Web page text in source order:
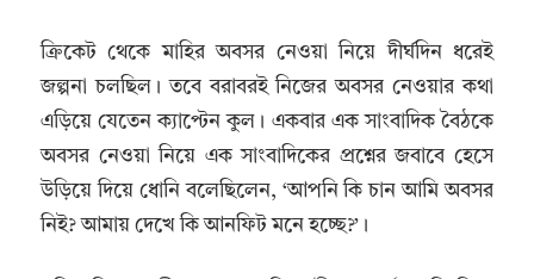
ক্রিকেট থেকে মাহির অবসর নেওয়া নিয়ে দীর্ঘদিন ধরেই
জল্পনা চলছিল। তবে বরাবরই নিজের অবসর নেওয়ার কথা
এড়িয়ে যেতেন ক্যাপ্টেন কুল। একবার এক সাংবাদিক বৈঠকে
অবসর নেওয়া নিয়ে এক সাংবাদিকের প্রশ্নের জবাবে হেসে
উড়িয়ে দিয়ে ধোনি বলেছিলেন, ‘আপনি কি চান আমি অবসর
নিই? আমায় দেখে কি আনফিট মনে হচ্ছে?’।